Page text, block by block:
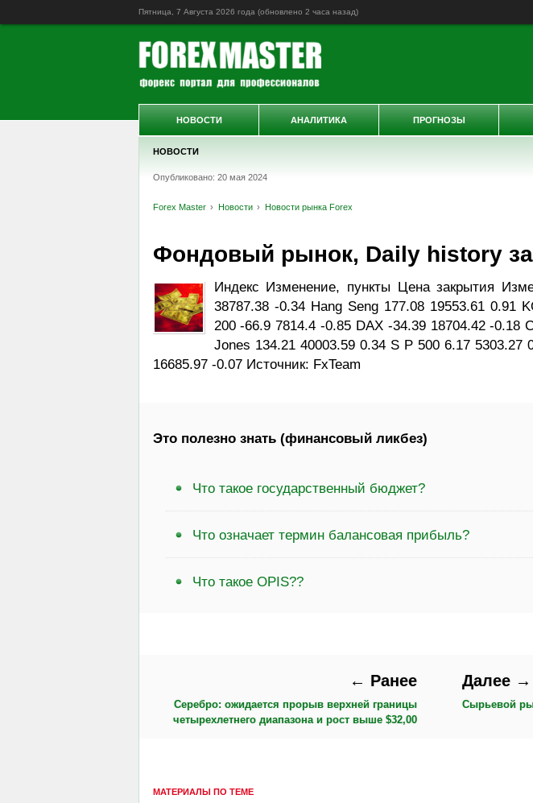
Пятница, 7 Августа 2026 года (обновлено 2 часа назад)
НОВОСТИ
Опубликовано: 20 мая 2024
Forex Master Новости Новости рынка Forex
Фондовый рынок, Daily history за
Индекс Изменение, пункты Цена закрытия
38787.38 -0.34 Hang Seng 177.08 19553.61 0.91
200 -66.9 7814.4 -0.85 DAX -34.39 18704.42 -0.18
Jones 134.21 40003.59 0.34 S P 500 6.17 5303.27
16685.97 -0.07 Источник: FxTeam
Это полезно знать (финансовый ликбез)
Что такое государственный бюджет?
Что означает термин балансовая прибыль?
Что такое OPIS??
← Ранее
Серебро: ожидается прорыв верхней границы
четырехлетнего диапазона и рост выше $32,00
Далее →
Сырьевой
МАТЕРИАЛЫ ПО ТЕМЕ
НОВОСТИ АНАЛИТИКА ПРОГНОЗЫ